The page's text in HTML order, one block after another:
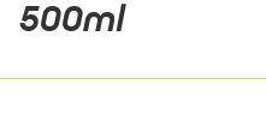
500ml